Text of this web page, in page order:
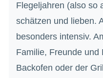
Flegeljahren (also so
schätzen und lieben.
besonders intensiv.
Familie, Freunde und
Backofen oder der